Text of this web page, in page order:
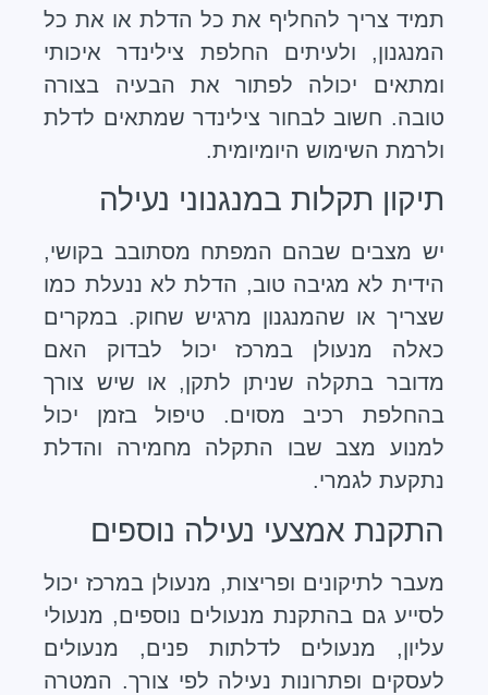
תמיד צריך להחליף את כל הדלת או את כל
המנגנון, ולעיתים החלפת צילינדר איכותי
ומתאים יכולה לפתור את הבעיה בצורה
טובה. חשוב לבחור צילינדר שמתאים לדלת
ולרמת השימוש היומיומית.
תיקון תקלות במנגנוני נעילה
יש מצבים שבהם המפתח מסתובב בקושי,
הידית לא מגיבה טוב, הדלת לא ננעלת כמו
שצריך או שהמנגנון מרגיש שחוק. במקרים
כאלה מנעולן במרכז יכול לבדוק האם
מדובר בתקלה שניתן לתקן, או שיש צורך
בהחלפת רכיב מסוים. טיפול בזמן יכול
למנוע מצב שבו התקלה מחמירה והדלת
נתקעת לגמרי.
התקנת אמצעי נעילה נוספים
מעבר לתיקונים ופריצות, מנעולן במרכז יכול
לסייע גם בהתקנת מנעולים נוספים, מנעולי
עליון, מנעולים לדלתות פנים, מנעולים
לעסקים ופתרונות נעילה לפי צורך. המטרה